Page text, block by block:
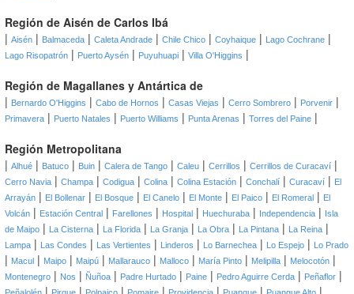
Región de Aisén de Carlos Ibá
| Aisén | Balmaceda | Caleta Andrade | Chile Chico | Coyhaique | Lago Cochrane |
Lago Risopatrón | Puerto Aysén | Puyuhuapi | Villa O'Higgins |
Región de Magallanes y Antártica de
| Bernardo O'Higgins | Cabo de Hornos | Casas Viejas | Cerro Sombrero | Porvenir |
Primavera | Puerto Natales | Puerto Williams | Punta Arenas | Torres del Paine |
Región Metropolitana
| Alhué | Batuco | Buin | Calera de Tango | Caleu | Cerrillos | Cerrillos de Curacaví |
Cerro Navia | Champa | Codigua | Colina | Colina Estación | Conchalí | Curacaví | El
Arrayán | El Bollenar | El Bosque | El Canelo | El Monte | El Paico | El Romeral | El
Volcán | Estación Central | Farellones | Hospital | Huechuraba | Independencia |
Isla
de Maipo | La Cisterna | La Florida | La Granja | La Obra | La Pintana | La Reina |
Lampa | Las Condes | Las Vertientes | Linderos | Lo Barnechea | Lo Espejo | Lo Prado
| Macul | Maipo | Maipú | Mallarauco | Malloco | María Pinto | Melipilla | Melocotón |
Montenegro | Nos | Ñuñoa | Padre Hurtado | Paine | Pedro Aguirre Cerda | Peñaflor |